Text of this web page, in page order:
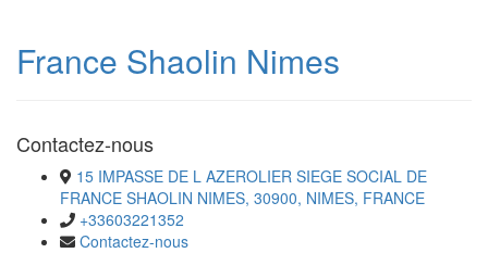
France Shaolin Nimes
Contactez-nous
15 IMPASSE DE L AZEROLIER SIEGE SOCIAL DE
FRANCE SHAOLIN NIMES, 30900, NIMES, FRANCE
+33603221352
Contactez-nous